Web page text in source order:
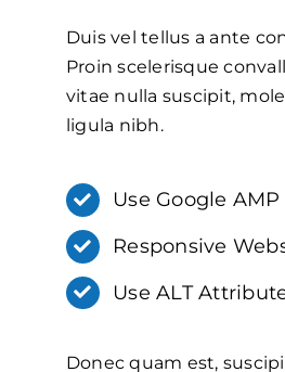
Duis vel tellus a ante
Proin scelerisque
vitae nulla suscipit,
ligula nibh.
Use Google AMP
Responsive
Use ALT
Donec quam est,